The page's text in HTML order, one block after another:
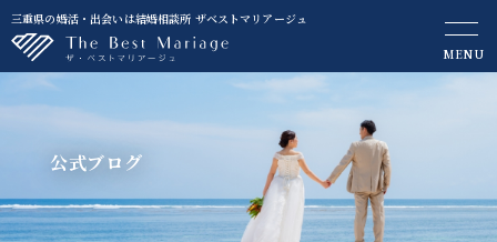
三重県の婚活・出会いは結婚相談所 ザベストマリアージュ
MENU
公式ブログ